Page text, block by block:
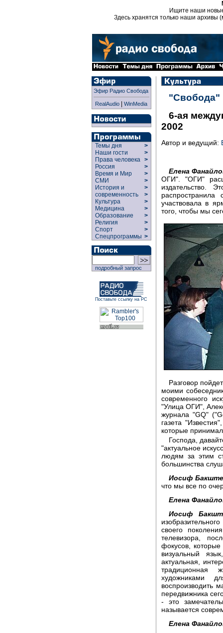
Ищите наши
Здесь хранятся только наши архивы
Эфир Радио Свобода
RealAudio WinMedia
Темы дня
>
Наши гости
>
Права человека >
Россия
>
Время и Мир
>
СМИ
>
История и
современность
>
>
Культура
>
Медицина
>
Образование
>
Религия
>
Спорт
>
Спецпрограммы >
подробный запрос
Поставьте ссылку на РС
"Свобода"
6-ая
2002
Автор и ведущий:
Елена
ОГИ". "ОГИ"
издательство.
участвовала в
того, чтобы мы
Разговор
моими
современного
"Улица ОГИ",
журнала "GQ"
газета
которые
Господа,
"актуальное
людям за этим
большинства
Иосиф
что мы все по
Елена
Иосиф
своего
телевизора,
фокусов,
визуальный
актуальная,
традиционная
художниками
воспроизводить
передвижника
- это
называется
Елена